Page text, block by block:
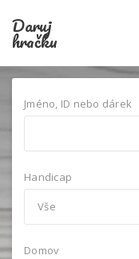
Daruj
hračku
Jméno, ID nebo dárek
Handicap
Domov